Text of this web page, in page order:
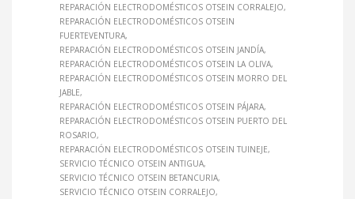
REPARACIÓN ELECTRODOMÉSTICOS OTSEIN CORRALEJO
REPARACIÓN ELECTRODOMÉSTICOS OTSEIN
FUERTEVENTURA
REPARACIÓN ELECTRODOMÉSTICOS OTSEIN JANDÍA
REPARACIÓN ELECTRODOMÉSTICOS OTSEIN LA OLIVA
REPARACIÓN ELECTRODOMÉSTICOS OTSEIN MORRO DEL
JABLE
REPARACIÓN ELECTRODOMÉSTICOS OTSEIN PÁJARA
REPARACIÓN ELECTRODOMÉSTICOS OTSEIN PUERTO DEL
ROSARIO
REPARACIÓN ELECTRODOMÉSTICOS OTSEIN TUINEJE
SERVICIO TÉCNICO OTSEIN ANTIGUA
SERVICIO TÉCNICO OTSEIN BETANCURIA
SERVICIO TÉCNICO OTSEIN CORRALEJO